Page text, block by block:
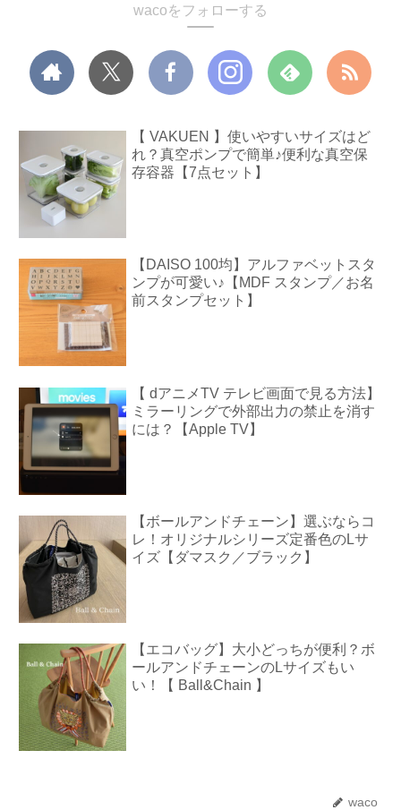
wacoをフォローする
【 VAKUEN 】使いやすいサイズはど
れ？真空ポンプで簡単♪便利な真空保
存容器【7点セット】
【DAISO 100均】アルファベットスタ
ンプが可愛い♪【MDF スタンプ／お名
前スタンプセット】
【 dアニメTV テレビ画面で見る方法】
ミラーリングで外部出力の禁止を消す
には？【Apple TV】
【ボールアンドチェーン】選ぶならコ
レ！オリジナルシリーズ定番色のLサ
イズ【ダマスク／ブラック】
【エコバッグ】大小どっちが便利？ボ
ールアンドチェーンのLサイズもい
い！【 Ball&Chain 】
waco